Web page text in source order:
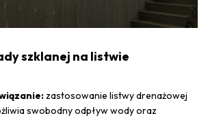
szklanej na listwie
zastosowanie listwy drenażowej
swobodny odpływ wody oraz